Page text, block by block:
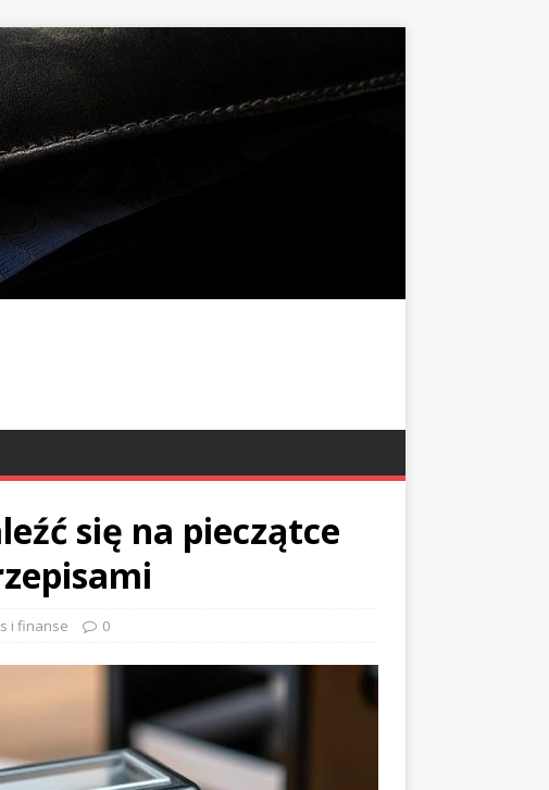
się na pieczątce
i finanse 0